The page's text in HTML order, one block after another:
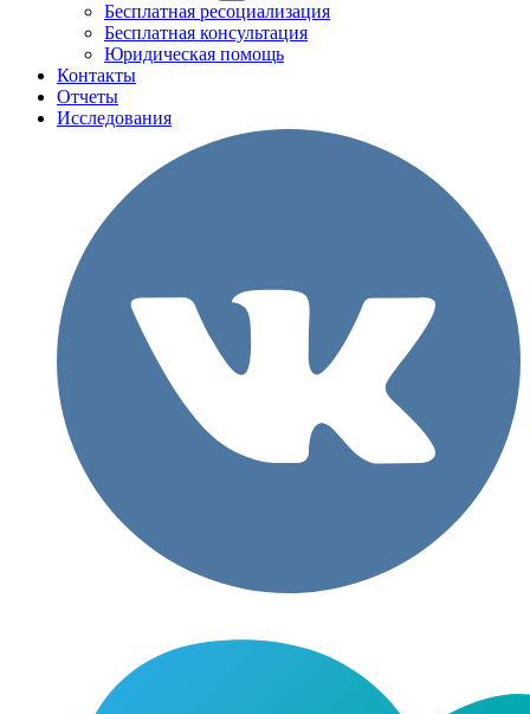
Бесплатная ресоциализация
Бесплатная консультация
Юридическая помощь
Контакты
Отчеты
Исследования